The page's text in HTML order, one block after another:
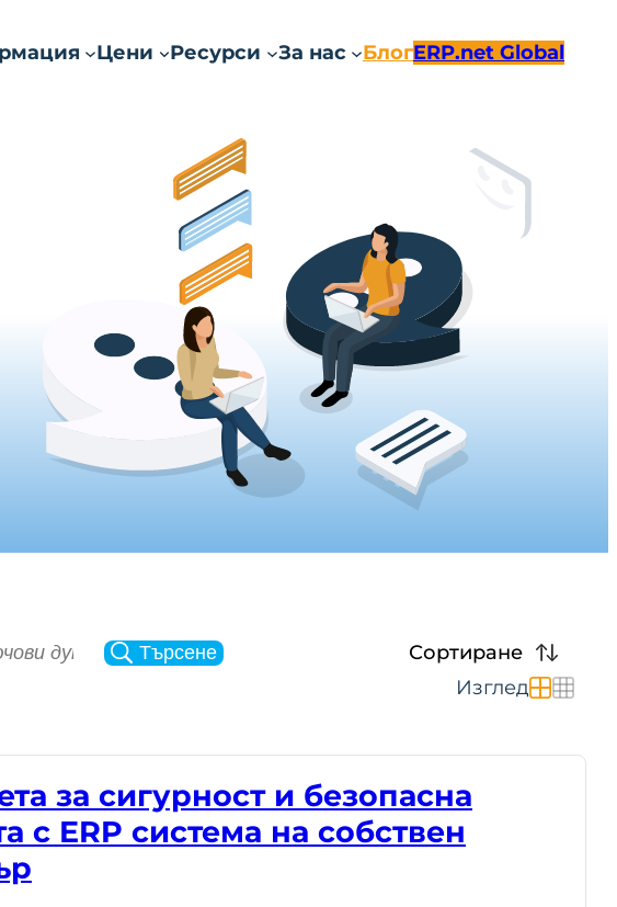
Цени Ресурси За нас БлогERP.net Global
Търсене
Сортиране
Изглед
за сигурност и безопасна
с ERP система на собствен